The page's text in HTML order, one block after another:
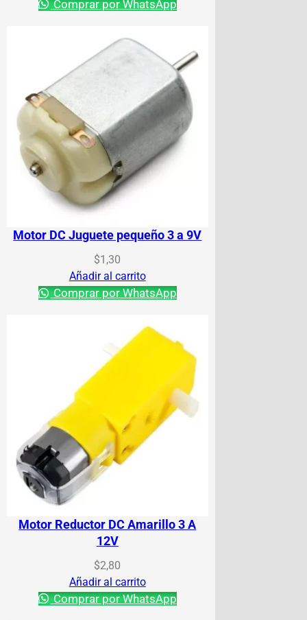
Comprar por WhatsApp
Motor DC Juguete pequeño 3 a 9V
$1,30
Añadir al carrito
Comprar por WhatsApp
Motor Reductor DC Amarillo 3 A
12V
$2,80
Añadir al carrito
Comprar por WhatsApp